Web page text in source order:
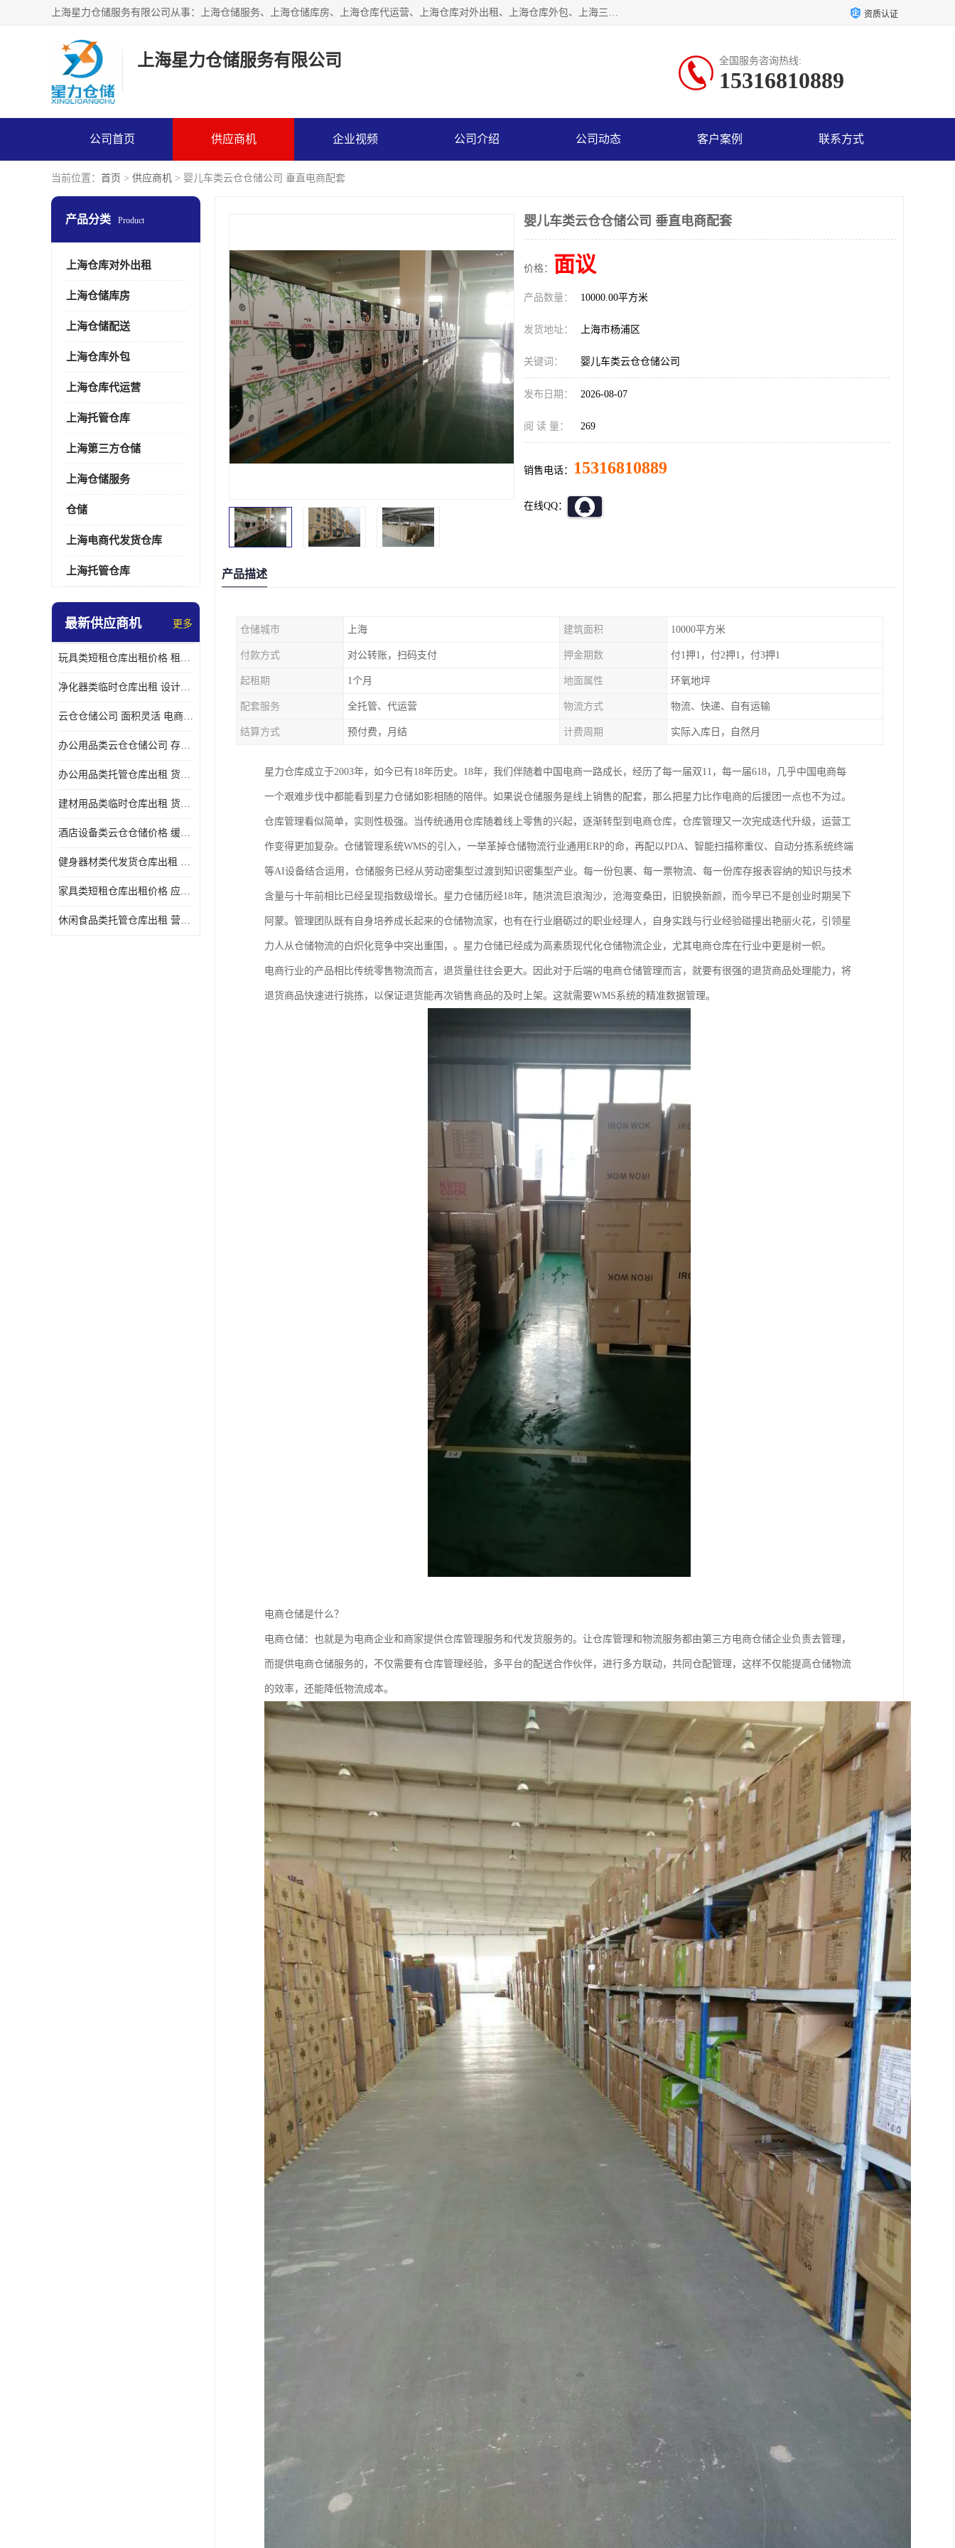
上海星力仓储服务有限公司从事：上海仓储服务、上海仓储库房、上海仓库代运营、上海仓库对外出租、上海仓库外包、上海三方仓储、上海电商仓储代发、上海电商代发货仓库、上海托管仓库、上海仓储配送。上海星力仓储服务有限公司现在拥有100个分仓、10万余平方的标准库房，精炼员工几百名，与几千家客户合作，公司已跻身上海仓储行业前列。欢迎来电咨询！ 资质认证
上海星力仓储服务有限公司 全国服务咨询热线:
15316810889
公司首页 供应商机 企业视频 公司介绍 公司动态 客户案例 联系方式
当前位置： 首页 > 供应商机 > 婴儿车类云仓仓储公司 垂直电商配套
产品分类 Product
上海仓库对外出租
上海仓储库房
上海仓储配送
上海仓库外包
上海仓库代运营
上海托管仓库
上海第三方仓储
上海仓储服务
仓储
上海电商代发货仓库
上海托管仓库
最新供应商机 更多
玩具类短租仓库出租价格 租期灵活 智能电商配套
净化器类临时仓库出租 设计简单 电商仓储物流战略合作
云仓仓储公司 面积灵活 电商仓储物流战略合作
办公用品类云仓仓储公司 存货周转很快 电商仓储物流战略整合
办公用品类托管仓库出租 货物装卸方便 电商仓储物流战略合作
建材用品类临时仓库出租 货物装卸方便 仓储供应链配套
酒店设备类云仓仓储价格 缓解企业储存压力 智能电商配套
健身器材类代发货仓库出租 租期灵活 新媒体平台配套
家具类短租仓库出租价格 应用广泛 智能电商配套
休闲食品类托管仓库出租 营造良好环境氛围 垂直电商配套
婴儿车类云仓仓储公司 垂直电商配套
价格： 面议
产品数量： 10000.00平方米
发货地址： 上海市杨浦区
关键词： 婴儿车类云仓仓储公司
发布日期： 2026-08-07
阅 读 量： 269
销售电话： 15316810889
在线QQ：
产品描述
仓储城市 上海 建筑面积 10000平方米
付款方式 对公转账，扫码支付 押金期数 付1押1，付2押1，付3押1
起租期 1个月 地面属性 环氧地坪
配套服务 全托管、代运营 物流方式 物流、快递、自有运输
结算方式 预付费，月结 计费周期 实际入库日，自然月
星力仓库成立于2003年，如今已有18年历史。18年，我们伴随着中国电商一路成长，经历了每一届双11，每一届618，几乎中国电商每
一个艰难步伐中都能看到星力仓储如影相随的陪伴。如果说仓储服务是线上销售的配套，那么把星力比作电商的后援团一点也不为过。
仓库管理看似简单，实则性极强。当传统通用仓库随着线上零售的兴起，逐渐转型到电商仓库，仓库管理又一次完成迭代升级，运营工
作变得更加复杂。仓储管理系统WMS的引入，一举革掉仓储物流行业通用ERP的命，再配以PDA、智能扫描称重仪、自动分拣系统终端
等AI设备结合运用，仓储服务已经从劳动密集型过渡到知识密集型产业。每一份包裹、每一票物流、每一份库存报表容纳的知识与技术
含量与十年前相比已经呈现指数级增长。星力仓储历经18年，随洪流巨浪淘沙，沧海变桑田，旧貌换新颜，而今早已不是创业时期吴下
阿蒙。管理团队既有自身培养成长起来的仓储物流家，也有在行业磨砺过的职业经理人，自身实践与行业经验碰撞出艳丽火花，引领星
力人从仓储物流的白炽化竞争中突出重围，。星力仓储已经成为高素质现代化仓储物流企业，尤其电商仓库在行业中更是树一帜。
电商行业的产品相比传统零售物流而言，退货量往往会更大。因此对于后端的电商仓储管理而言，就要有很强的退货商品处理能力，将
退货商品快速进行挑拣，以保证退货能再次销售商品的及时上架。这就需要WMS系统的精准数据管理。
电商仓储是什么？
电商仓储：也就是为电商企业和商家提供仓库管理服务和代发货服务的。让仓库管理和物流服务都由第三方电商仓储企业负责去管理，
而提供电商仓储服务的，不仅需要有仓库管理经验，多平台的配送合作伙伴，进行多方联动，共同仓配管理，这样不仅能提高仓储物流
的效率，还能降低物流成本。